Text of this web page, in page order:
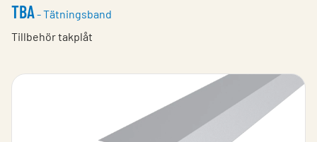
TBA- Tätningsband
Tillbehör takplåt